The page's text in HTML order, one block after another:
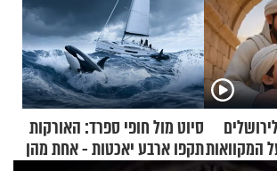
המקוואות
סיוט מול חופי ספרד: האורקות
תקפו ארבע יאכטות - אחת מהן